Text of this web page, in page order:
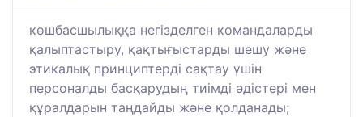
көшбасшылыққа негізделген командаларды
қалыптастыру, қақтығыстарды шешу және
этикалық принциптерді сақтау үшін
персоналды басқарудың тиімді әдістері мен
құралдарын таңдайды және қолданады;